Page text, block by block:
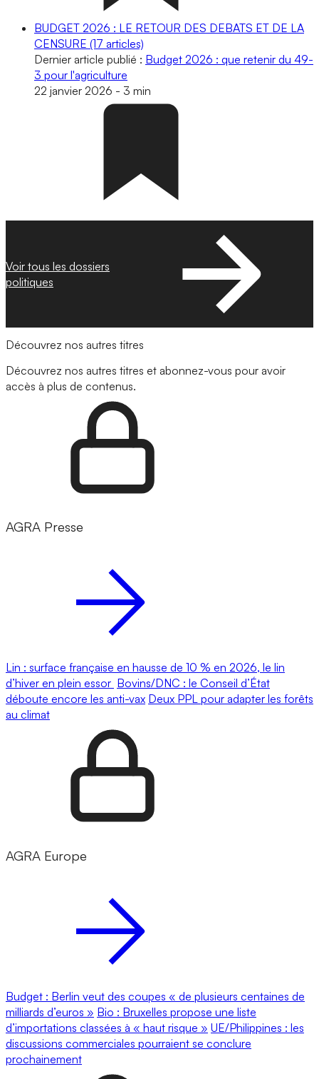
BUDGET 2026 : LE RETOUR DES DEBATS ET DE LA
CENSURE (17 articles)
Dernier article publié : Budget 2026 : que retenir du 49-
3 pour l'agriculture
22 janvier 2026 - 3 min
Voir tous les dossiers
politiques
Découvrez nos autres titres
Découvrez nos autres titres et abonnez-vous pour avoir
accès à plus de contenus.
AGRA Presse
Lin : surface française en hausse de 10 % en 2026, le lin
d’hiver en plein essor Bovins/DNC : le Conseil d’État
déboute encore les anti-vax Deux PPL pour adapter les forêts
au climat
AGRA Europe
Budget : Berlin veut des coupes « de plusieurs centaines de
milliards d’euros » Bio : Bruxelles propose une liste
d’importations classées à « haut risque » UE/Philippines : les
discussions commerciales pourraient se conclure
prochainement